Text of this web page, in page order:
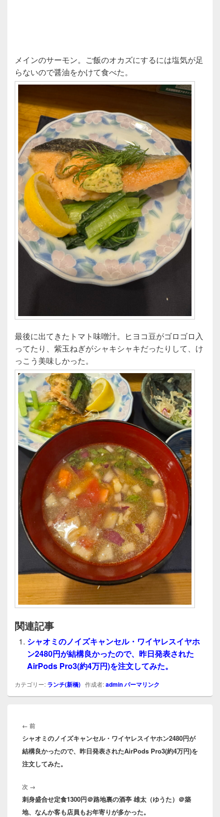
メインのサーモン。ご飯のオカズにするには塩気が足
らないので醤油をかけて食べた。
最後に出てきたトマト味噌汁。ヒヨコ豆がゴロゴロ入
ってたり、紫玉ねぎがシャキシャキだったりして、け
っこう美味しかった。
関連記事
シャオミのノイズキャンセル・ワイヤレスイヤホ
ン2480円が結構良かったので、昨日発表された
AirPods Pro3(約4万円)を注文してみた。
カテゴリー: ランチ(新橋) 作成者:adminパーマリンク
稿
ナ
ビ
ゲ
ー
ョ
ン
← 前前
の
投
稿:
シャオミのノイズキャンセル・ワイヤレスイヤホン2480円が
結構良かったので、昨日発表されたAirPods Pro3(約4万円)を
注文してみた。
次 →
の
投
刺身盛合せ定食1300円＠路地裏の酒亭 雄太（ゆうた）＠築
地、なんか客も店員もお年寄りが多かった。